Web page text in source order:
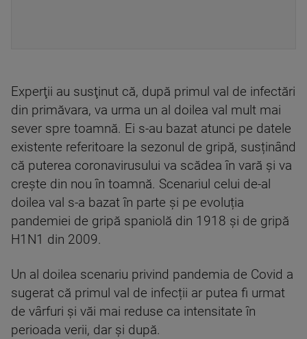
Experţii au susţinut că, după primul val de infectări
din primăvara, va urma un al doilea val mult mai
sever spre toamnă. Ei s-au bazat atunci pe datele
existente referitoare la sezonul de gripă, susținând
că puterea coronavirusului va scădea în vară şi va
creşte din nou în toamnă. Scenariul celui de-al
doilea val s-a bazat în parte şi pe evoluția
pandemiei de gripă spaniolă din 1918 și de gripă
H1N1 din 2009.
Un al doilea scenariu privind pandemia de Covid a
sugerat că primul val de infecții ar putea fi urmat
de vârfuri și văi mai reduse ca intensitate în
perioada verii, dar și după.